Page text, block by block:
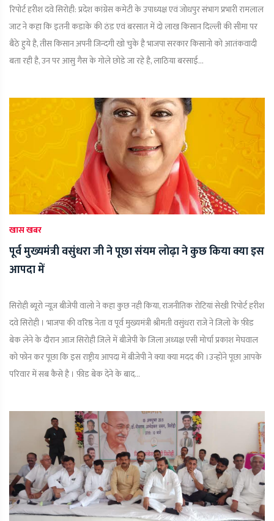
रिपोर्ट हरीश दवे सिरोही: प्रदेश कांग्रेस कमेटी के उपाध्यक्ष एवं जोधपुर संभाग प्रभारी रामलाल
जाट ने कहा कि इतनी कडाके की ठंड एवं बरसात में दो लाख किसान दिल्ली की सीमा पर
बैठे हुये है, तीस किसान अपनी जिन्दगी खो चुके है भाजपा सरकार किसानो को आतंकवादी
बता रही है, उन पर आसु गैस के गोले छोडे जा रहे है, लाठिया बरसाई...
खास खबर
पूर्व मुख्यमंत्री वसुंधरा जी ने पूछा संयम लोढ़ा ने कुछ किया क्या इस
आपदा में
सिरोही ब्यूरो न्यूज़ बीजेपी वालो ने कहा कुछ नही किया, राजनीतिक रोटियां सेखी रिपोर्ट हरीश
दवे सिरोही । भाजपा की वरिष्ठ नेता व पूर्व मुख्यमंत्री श्रीमती वसुंधरा राजे ने जिलो के फ़ीड
बेक लेने के दौरान आज सिरोही जिले में बीजेपी के जिला अध्यक्ष एसी मोर्चा प्रकाश मेघवाल
को फोन कर पूछा कि इस राष्ट्रीय आपदा में बीजेपी ने क्या क्या मदद की ।उन्होंने पूछा आपके
परिवार में सब कैसे है । फ़ीड बेक देने के बाद...